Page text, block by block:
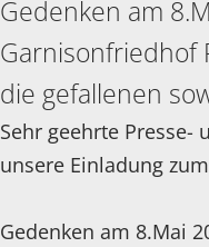
Gedenken am
Garnisonfriedhof
die gefallenen
Sehr geehrte
unsere Einladung zum
Gedenken am 8.Mai